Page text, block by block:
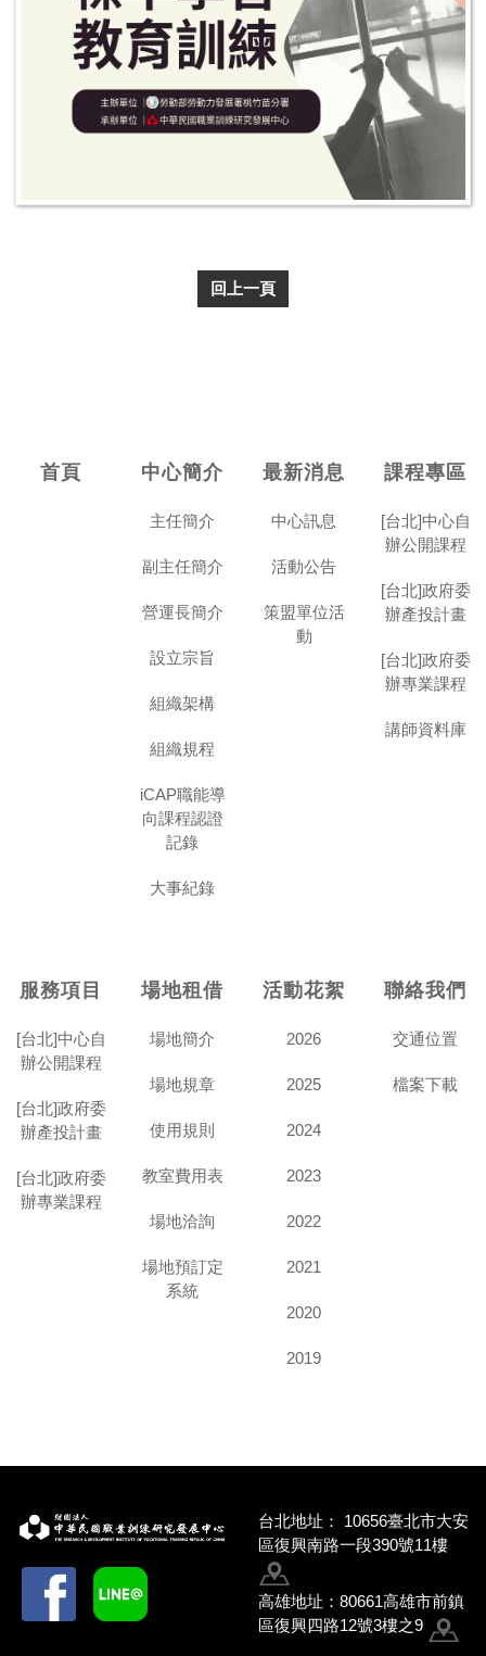
回上一頁
首頁 中心簡介
主任簡介
副主任簡介
營運長簡介
設立宗旨
組織架構
組織規程
iCAP職能導
向課程認證
記錄
大事紀錄
最新消息
中心訊息
活動公告
策盟單位活
動
課程專區
[台北]中心自
辦公開課程
[台北]政府委
辦產投計畫
[台北]政府委
辦專業課程
講師資料庫
服務項目
[台北]中心自
辦公開課程
[台北]政府委
辦產投計畫
[台北]政府委
辦專業課程
場地租借
場地簡介
場地規章
使用規則
教室費用表
場地洽詢
場地預訂定
系統
活動花絮
2026
2025
2024
2023
2022
2021
2020
2019
聯絡我們
交通位置
檔案下載
台北地址：
10656臺北市大安
區復興南路一段390號11樓
高雄地址：80661高雄市前鎮
區復興四路12號3樓之9